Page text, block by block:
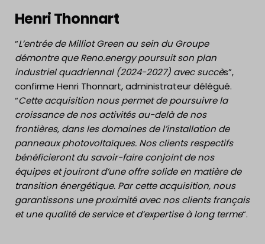
Henri Thonnart
“L’entrée de Milliot Green au sein du Groupe
démontre que Reno.energy poursuit son plan
industriel quadriennal (2024-2027) avec succès”,
confirme Henri Thonnart, administrateur délégué.
“Cette acquisition nous permet de poursuivre la
croissance de nos activités au-delà de nos
frontières, dans les domaines de l’installation de
panneaux photovoltaïques. Nos clients respectifs
bénéficieront du savoir-faire conjoint de nos
équipes et jouiront d’une offre solide en matière de
transition énergétique. Par cette acquisition, nous
garantissons une proximité avec nos clients français
et une qualité de service et d’expertise à long terme“.